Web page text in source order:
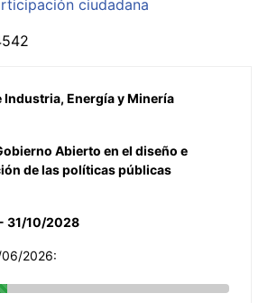
ciudadana
Energía y Minería
Abierto en el diseño e
de las políticas públicas
31/10/2028
2026: